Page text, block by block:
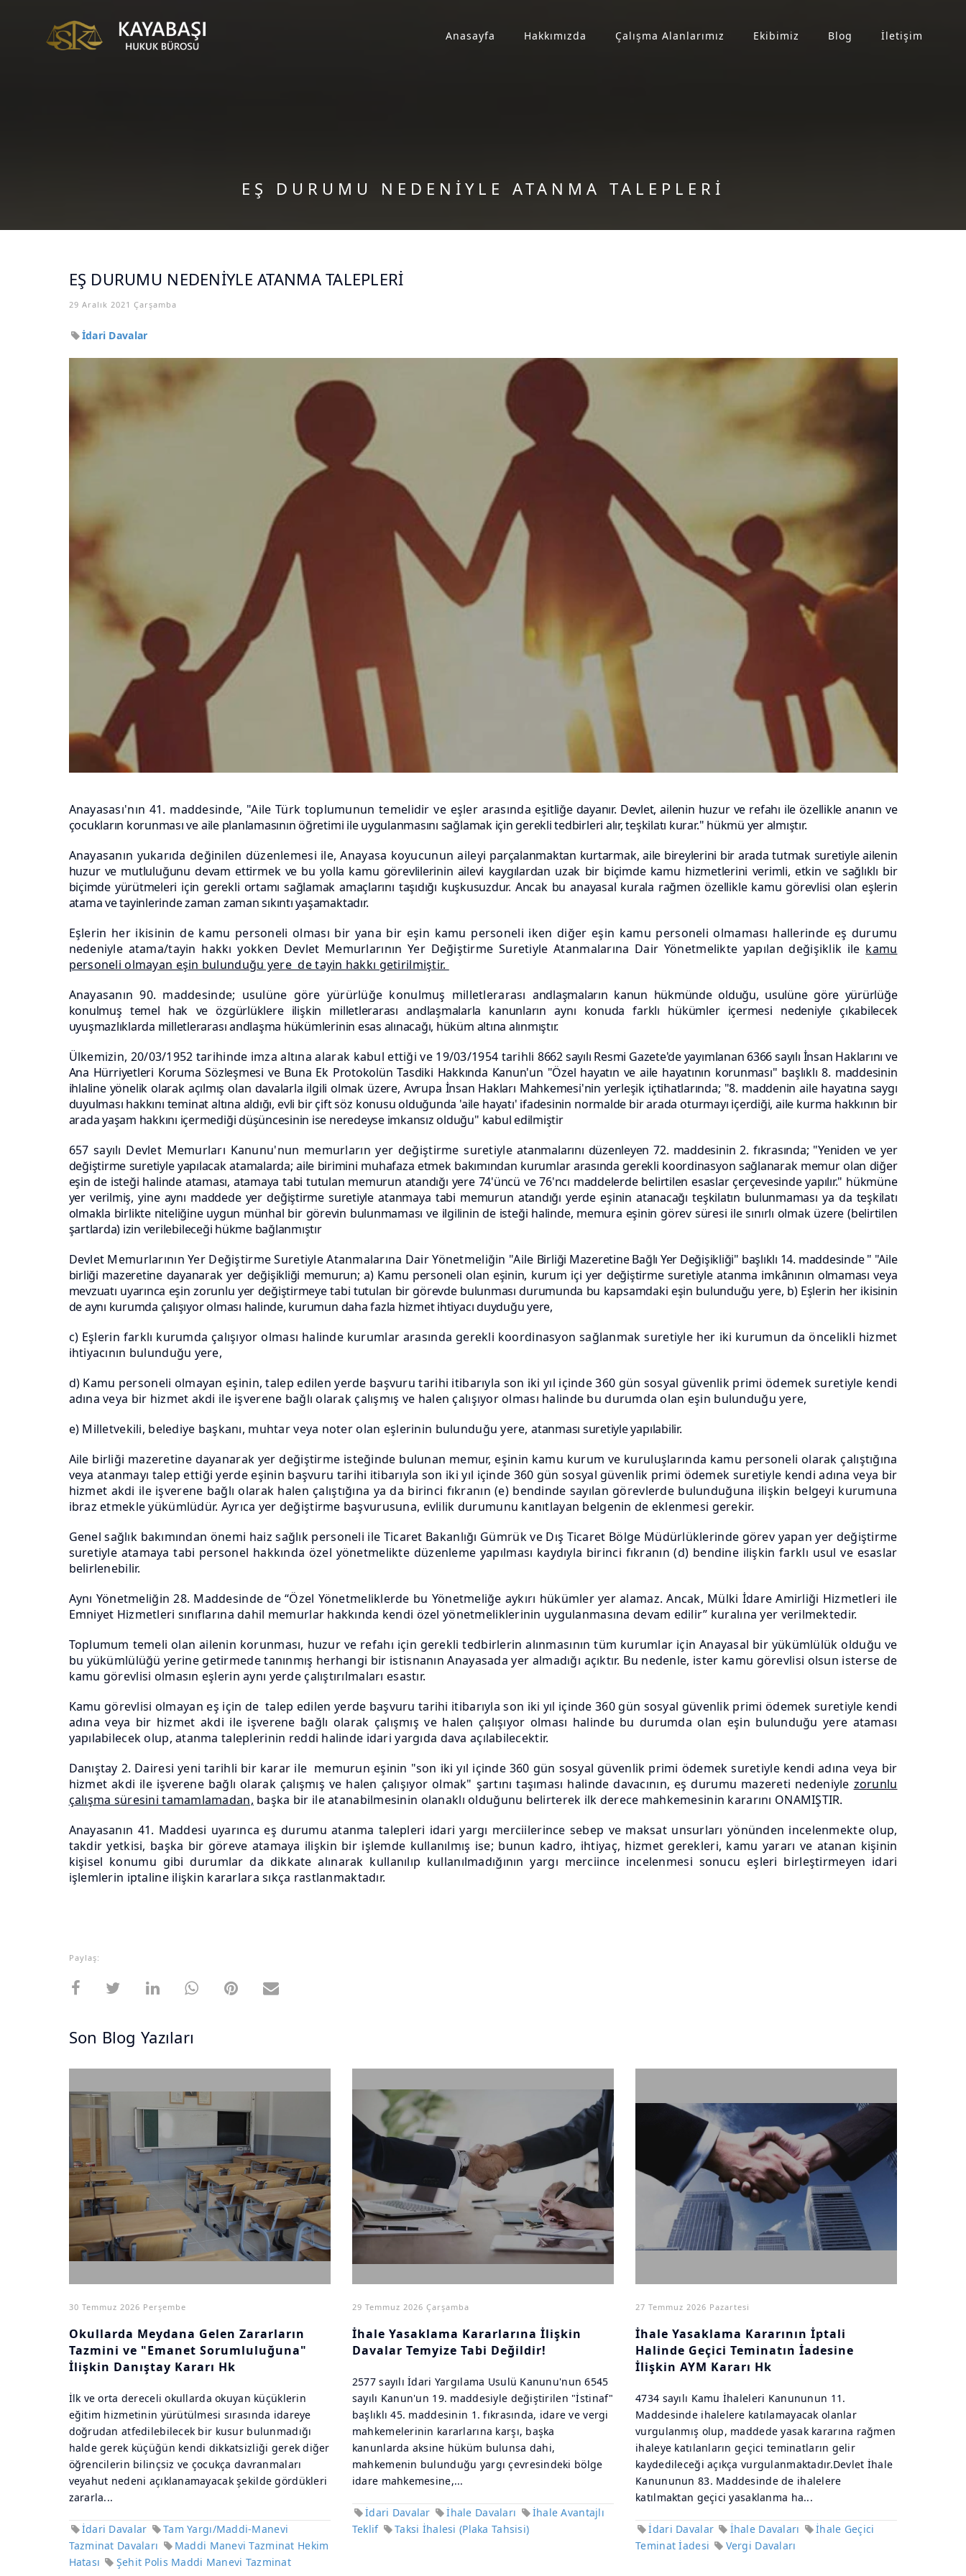
Anasayfa Hakkımızda Çalışma Alanlarımız Ekibimiz Blog İletişim
EŞ DURUMU NEDENİYLE ATANMA TALEPLERİ
EŞ DURUMU NEDENİYLE ATANMA TALEPLERİ
29 Aralık 2021 Çarşamba
İdari Davalar
Anayasası'nın 41. maddesinde, "Aile Türk toplumunun temelidir ve eşler arasındaeşitliğe dayanır. Devlet, ailenin huzur ve refahı ile özellikle ananın ve
çocukların korunması ve aile planlamasının öğretimi ile uygulanmasını sağlamak için gereklitedbirleri alır, teşkilatı kurar." hükmü yer almıştır.
Anayasanın yukarıda değinilen düzenlemesi ile, Anayasa koyucunun aileyi parçalanmaktan kurtarmak, aile bireylerini bir arada tutmak suretiyle ailenin
huzur ve mutluluğunu devam ettirmek ve bu yolla kamu görevlilerinin ailevi kaygılardan uzak bir biçimde kamu hizmetlerini verimli, etkin ve sağlıklı bir
biçimde yürütmeleri için gerekli ortamı sağlamak amaçlarını taşıdığı kuşkusuzdur. Ancak bu anayasal kurala rağmen özellikle kamu görevlisi olan eşlerin
atama ve tayinlerinde zaman zaman sıkıntı yaşamaktadır.
Eşlerin her ikisinin de kamu personeli olması bir yana bir eşin kamu personeli iken diğer eşin kamu personeli olmaması hallerinde eş durumu
nedeniyle atama/tayin hakkı yokken Devlet Memurlarının Yer Değiştirme Suretiyle Atanmalarına Dair Yönetmelikte yapılan değişiklik ile kamu
personeli olmayan eşin bulunduğu yere de tayin hakkı getirilmiştir.
Anayasanın 90. maddesinde; usulüne göre yürürlüğe konulmuş milletlerarası andlaşmaların kanun hükmünde olduğu, usulüne göre yürürlüğe
konulmuş temel hak ve özgürlüklere ilişkin milletlerarası andlaşmalarla kanunların aynı konuda farklı hükümler içermesi nedeniyle çıkabilecek
uyuşmazlıklarda milletlerarası andlaşma hükümlerinin esas alınacağı, hüküm altına alınmıştır.
Ülkemizin, 20/03/1952 tarihinde imza altına alarak kabul ettiği ve 19/03/1954 tarihli 8662 sayılı Resmi Gazete'de yayımlanan 6366 sayılı İnsan Haklarını ve
Ana Hürriyetleri Koruma Sözleşmesi ve Buna Ek Protokolün Tasdiki Hakkında Kanun'un "Özel hayatın ve aile hayatının korunması" başlıklı 8. maddesinin
ihlaline yönelik olarak açılmış olan davalarla ilgili olmak üzere, Avrupa İnsan Hakları Mahkemesi'nin yerleşik içtihatlarında; "8. maddenin aile hayatına saygı
duyulması hakkını teminat altına aldığı, evli bir çift söz konusu olduğunda 'aile hayatı' ifadesinin normalde bir arada oturmayı içerdiği, aile kurma hakkının bir
arada yaşam hakkını içermediği düşüncesinin ise neredeyse imkansız olduğu" kabul edilmiştir
657 sayılı Devlet Memurları Kanunu'nun memurların yer değiştirme suretiyleatanmalarını düzenleyen 72. maddesinin 2. fıkrasında; "Yeniden ve yer
değiştirme suretiyle yapılacak atamalarda; aile birimini muhafaza etmek bakımından kurumlararasında gerekli koordinasyon sağlanarak memur olan diğer
eşin de isteği halinde ataması, atamaya tabi tutulan memurun atandığı yere 74'üncü ve 76'ncı maddelerde belirtilen esaslar çerçevesinde yapılır." hükmüne
yer verilmiş, yine aynı maddede yerdeğiştirme suretiyle atanmaya tabi memurun atandığı yerde eşinin atanacağı teşkilatın bulunmaması ya da teşkilatı
olmakla birlikte niteliğine uygun münhal bir görevin bulunmaması ve ilgilinin de isteği halinde, memura eşinin görev süresi ile sınırlı olmak üzere (belirtilen
şartlarda) izin verilebileceği hükme bağlanmıştır
Devlet Memurlarının Yer Değiştirme Suretiyle Atanmalarına Dair Yönetmeliğin "Aile Birliği Mazeretine Bağlı Yer Değişikliği" başlıklı 14. maddesinde " "Aile
birliği mazeretine dayanarak yer değişikliği memurun;a) Kamu personeli olan eşinin, kurum içi yer değiştirme suretiyle atanma imkânının olmaması veya
mevzuatı uyarınca eşin zorunlu yer değiştirmeye tabi tutulan bir görevde bulunması durumunda bu kapsamdaki eşin bulunduğu yere, b) Eşlerin her ikisinin
de aynı kurumda çalışıyor olması halinde, kurumun daha fazla hizmet ihtiyacı duyduğu yere,
c) Eşlerin farklı kurumda çalışıyor olması halinde kurumlar arasında gerekli koordinasyon sağlanmak suretiyle her iki kurumun da öncelikli hizmet
ihtiyacının bulunduğu yere,
d) Kamu personeli olmayan eşinin, talep edilen yerde başvuru tarihi itibarıyla son iki yıl içinde 360 gün sosyal güvenlik primi ödemek suretiyle kendi
adına veya bir hizmet akdi ile işverene bağlı olarak çalışmış ve halen çalışıyor olması halinde bu durumda olan eşin bulunduğu yere,
e) Milletvekili, belediye başkanı, muhtar veya noter olan eşlerinin bulunduğu yere,atanması suretiyle yapılabilir.
Aile birliği mazeretine dayanarak yer değiştirme isteğinde bulunan memur, eşinin kamu kurum ve kuruluşlarında kamu personeli olarak çalıştığına
veya atanmayı talep ettiği yerde eşinin başvuru tarihi itibarıyla son iki yıl içinde 360 gün sosyal güvenlik primi ödemek suretiyle kendi adına veya bir
hizmet akdi ile işverene bağlı olarak halen çalıştığına ya da birinci fıkranın (e) bendinde sayılan görevlerde bulunduğuna ilişkin belgeyi kurumuna
ibraz etmekle yükümlüdür. Ayrıca yer değiştirme başvurusuna, evlilik durumunu kanıtlayan belgenin de eklenmesi gerekir.
Genel sağlık bakımından önemi haiz sağlık personeli ile Ticaret Bakanlığı Gümrük ve Dış Ticaret Bölge Müdürlüklerinde görev yapan yer değiştirme
suretiyle atamaya tabi personel hakkında özel yönetmelikte düzenleme yapılması kaydıyla birinci fıkranın (d) bendine ilişkin farklı usul ve esaslar
belirlenebilir.
Aynı Yönetmeliğin 28. Maddesinde de “Özel Yönetmeliklerde bu Yönetmeliğe aykırı hükümler yer alamaz. Ancak, Mülki İdare Amirliği Hizmetleri ile
Emniyet Hizmetleri sınıflarına dahil memurlar hakkında kendi özel yönetmeliklerinin uygulanmasına devam edilir” kuralına yer verilmektedir.
Toplumum temeli olan ailenin korunması, huzur ve refahı için gerekli tedbirlerin alınmasının tüm kurumlar için Anayasal bir yükümlülük olduğu ve
bu yükümlülüğü yerine getirmede tanınmış herhangi bir istisnanın Anayasada yer almadığı açıktır. Bu nedenle, ister kamu görevlisi olsun isterse de
kamu görevlisi olmasın eşlerin aynı yerde çalıştırılmaları esastır.
Kamu görevlisi olmayan eş için de talep edilen yerde başvuru tarihi itibarıyla son iki yıl içinde 360 gün sosyal güvenlik primi ödemek suretiyle kendi
adına veya bir hizmet akdi ile işverene bağlı olarak çalışmış ve halen çalışıyor olması halinde bu durumda olan eşin bulunduğu yere ataması
yapılabilecek olup, atanma taleplerinin reddi halinde idari yargıda dava açılabilecektir.
Danıştay 2. Dairesi yeni tarihli bir karar ile memurun eşinin "son iki yıl içinde 360 gün sosyal güvenlik primi ödemek suretiyle kendi adına veya bir
hizmet akdi ile işverene bağlı olarak çalışmış ve halen çalışıyor olmak" şartını taşıması halinde davacının, eş durumu mazereti nedeniyle zorunlu
çalışma süresini tamamlamadan, başka bir ile atanabilmesinin olanaklı olduğunu belirterek ilk derece mahkemesinin kararını ONAMIŞTIR.
Anayasanın 41. Maddesi uyarınca eş durumu atanma talepleri idari yargı merciilerince sebep ve maksat unsurları yönünden incelenmekte olup,
takdir yetkisi, başka bir göreve atamaya ilişkin bir işlemde kullanılmış ise; bunun kadro, ihtiyaç, hizmet gerekleri, kamu yararı ve atanan kişinin
kişisel konumu gibi durumlar da dikkate alınarak kullanılıp kullanılmadığının yargı merciince incelenmesi sonucu eşleri birleştirmeyen idari
işlemlerin iptaline ilişkin kararlara sıkça rastlanmaktadır.
Paylaş:
Son Blog Yazıları
30 Temmuz 2026 Perşembe
Okullarda Meydana Gelen Zararların
Tazmini ve "Emanet Sorumluluğuna"
İlişkin Danıştay Kararı Hk
İlk ve orta dereceli okullarda okuyan küçüklerin
eğitim hizmetinin yürütülmesi sırasında idareye
doğrudan atfedilebilecek bir kusur bulunmadığı
halde gerek küçüğün kendi dikkatsizliği gerek diğer
öğrencilerin bilinçsiz ve çocukça davranmaları
veyahut nedeni açıklanamayacak şekilde gördükleri
zararla...
İdari Davalar
Tam Yargı/Maddi-Manevi
Tazminat Davaları
Maddi Manevi Tazminat Hekim
Hatası
Şehit Polis Maddi Manevi Tazminat
29 Temmuz 2026 Çarşamba
İhale Yasaklama Kararlarına İlişkin
Davalar Temyize Tabi Değildir!
2577 sayılı İdari Yargılama Usulü Kanunu'nun 6545
sayılı Kanun'un 19. maddesiyle değiştirilen "İstinaf"
başlıklı 45. maddesinin 1. fıkrasında, idare ve vergi
mahkemelerinin kararlarına karşı, başka
kanunlarda aksine hüküm bulunsa dahi,
mahkemenin bulunduğu yargı çevresindeki bölge
idare mahkemesine,...
İdari Davalar İhale Davaları
İhale Avantajlı
Teklif
Taksi İhalesi (Plaka Tahsisi)
27 Temmuz 2026 Pazartesi
İhale Yasaklama Kararının İptali
Halinde Geçici Teminatın İadesine
İlişkin AYM Kararı Hk
4734 sayılı Kamu İhaleleri Kanununun 11.
Maddesinde ihalelere katılamayacak olanlar
vurgulanmış olup, maddede yasak kararına rağmen
ihaleye katılanların geçici teminatların gelir
kaydedileceği açıkça vurgulanmaktadır.Devlet İhale
Kanununun 83. Maddesinde de ihalelere
katılmaktan geçici yasaklanma ha...
İdari Davalar İhale Davaları
İhale Geçici
Teminat İadesi
Vergi Davaları